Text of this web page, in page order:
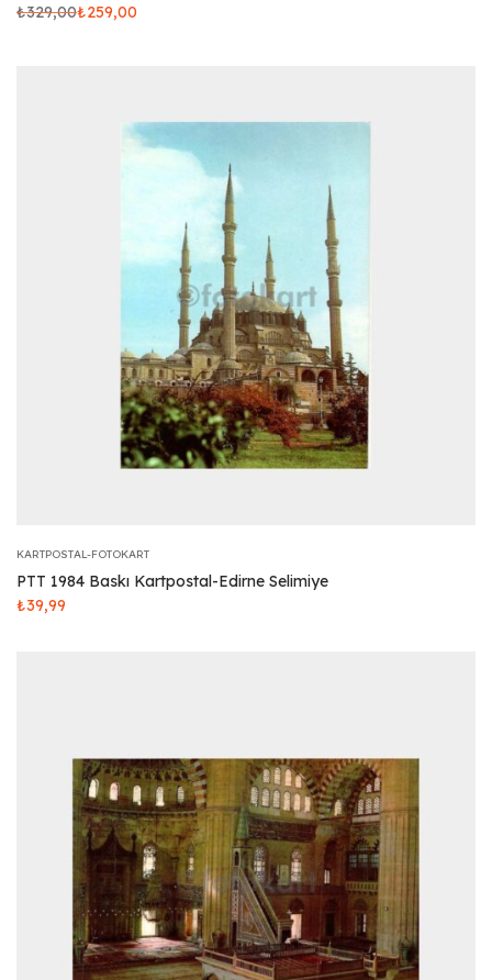
₺329,00₺259,00
KARTPOSTAL-FOTOKART
PTT 1984 Baskı Kartpostal-Edirne Selimiye
₺39,99